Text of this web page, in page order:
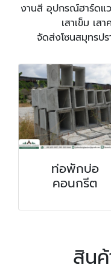
งานสี อุปกรณ์ฮาร์ดแ
เสาเข็ม เส
จัดส่งโซนสมุทรป
เสาเข็มหกเหลี่ยม
กลวง 3 เมรต
สินค้